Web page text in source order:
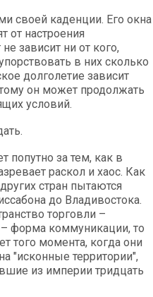
своей каденции. Его окна
от настроения
зависит ни от кого,
в них сколько
долголетие зависит
он может продолжать
условий.
попутно за тем, как в
раскол и хаос. Как
стран пытаются
до Владивостока.
торговли –
– форма коммуникации, то
того момента, когда они
"исконные территории",
из империи тридцать